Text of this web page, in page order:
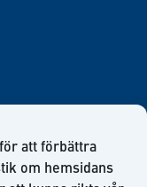
att förbättra
om hemsidans